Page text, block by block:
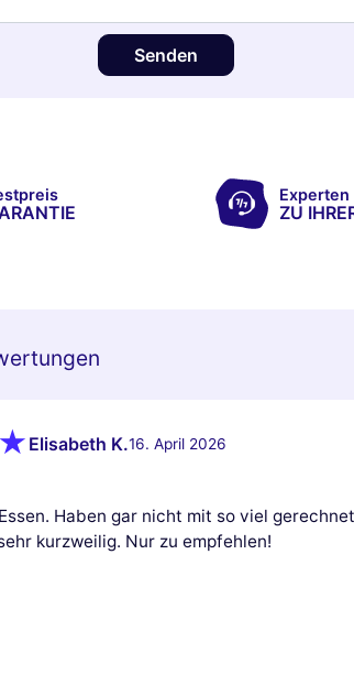
Senden
Experten
ZU
Elisabeth K.16. April 2026
Haben gar nicht mit so viel
kurzweilig. Nur zu empfehlen!